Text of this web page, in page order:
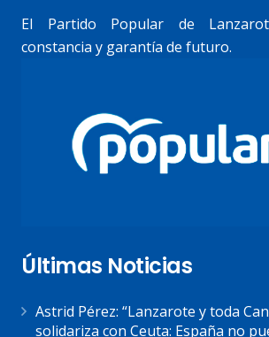
El Partido Popular de
constancia y garantía de futuro.
Últimas Noticias
Astrid Pérez: “Lanzarote y toda
solidariza con Ceuta: España no